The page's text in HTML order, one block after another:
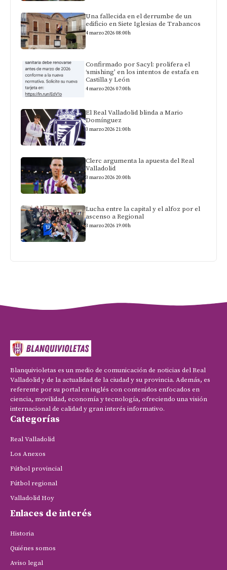
Una fallecida en el derrumbe de un
edificio en Siete Iglesias de Trabancos
4 marzo 2026 08:00h
Confirmado por Sacyl: prolifera el
‘smishing’ en los intentos de estafa en
Castilla y León
4 marzo 2026 07:00h
El Real Valladolid blinda a Mario
Domínguez
3 marzo 2026 21:00h
Clerc argumenta la apuesta del Real
Valladolid
3 marzo 2026 20:00h
Lucha entre la capital y el alfoz por el
ascenso a Regional
3 marzo 2026 19:00h
Blanquivioletas es un medio de comunicación de noticias del Real
Valladolid y de la actualidad de la ciudad y su provincia. Además, es
referente por su portal en inglés con contenidos enfocados en
ciencia, movilidad, economía y tecnología, ofreciendo una visión
internacional de calidad y gran interés informativo.
Categorías
Real Valladolid
Los Anexos
Fútbol provincial
Fútbol regional
Valladolid Hoy
Enlaces de interés
Historia
Quiénes somos
Aviso legal